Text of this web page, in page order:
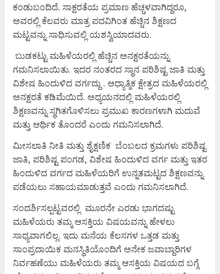
ಕಂಡುಬಂದಿದೆ. ಸಾಕ್ಷರತೆಯ ಪ್ರಮಾಣ ಹೆಚ್ಚಳವಾಗಿದ್ದರೂ,
ಅವರಲ್ಲಿ ಕೆಲವರು ಮಾತ್ರ ಪದವಿಗಿಂತ ಹೆಚ್ಚಿನ ಶಿಕ್ಷಣದ
ಮಟ್ಟವನ್ನು ಸಾಧಿಸುವಲ್ಲಿ ಯಶಸ್ವಿಯಾದವರು.
ಬುಡಕಟ್ಟು ಮಹಿಳೆಯರಲ್ಲಿ ಹೆಚ್ಚಿನ ಅನಕ್ಷರತೆಯನ್ನು
ಗಮನಿಸಲಾಯಿತು. ಇದರ ನಂತರದ ಸ್ಥಾನ ಪರಿಶಿಷ್ಟ ಜಾತಿ ಮತ್ತು
ವಿಶೇಷ ಹಿಂದುಳಿದ ವರ್ಗದ್ದು . ಆಧ್ಯಾತ್ಮಿಕ ಕ್ಷೇತ್ರದ ಮಹಿಳೆಯರಲ್ಲಿ
ಅನಕ್ಷರತೆ ಕಡಿಮೆಯಿದೆ. ಅಧ್ಯಯನದಲ್ಲಿ ಮಹಿಳೆಯರಲ್ಲಿ
ಶಿಕ್ಷಣವನ್ನು ಸ್ಥಗಿತಗೊಳಿಸಲು ಪ್ರಮುಖ ಕಾರಣಗಳಾಗಿ ಮದುವೆ
ಮತ್ತು ಆರ್ಥಿಕ ತೊಂದರೆ ಎಂದು ಗಮನಿಸಲಾಗಿದೆ.
ಮೀಸಲಾತಿ ನೀತಿ ಮತ್ತು ಶೈಕ್ಷಣಿಕ ಬೆಂಬಲದ ಕ್ರಮಗಳು ಪರಿಶಿಷ್ಟ
ಜಾತಿ, ಪರಿಶಿಷ್ಟ ಪಂಗಡ, ವಿಶೇಷ ಹಿಂದುಳಿದ ವರ್ಗ ಮತ್ತು ಇತರ
ಹಿಂದುಳಿದ ವರ್ಗದ ಮಹಿಳೆಯರಿಗೆ ಉನ್ನತಮಟ್ಟದ ಶಿಕ್ಷಣವನ್ನು
ಪಡೆಯಲು ಸಹಾಯಮಾಡುತ್ತವೆ ಎಂದು ಗಮನಿಸಲಾಗಿದೆ.
ಸಂದರ್ಶಿಸಲ್ಪಟ್ಟವರಲ್ಲಿ ಮೂರನೇ ಎರಡು ಭಾಗದಷ್ಟು
ಮಹಿಳೆಯರು ತಮ್ಮ ಆಸಕ್ತಿಯ ವಿಷಯವನ್ನು ಹೇಳಲು
ಸಾಧ್ಯವಾಗಲಿಲ್ಲ. ಇದು ಮನೆಯ ಕೆಲಸಗಳ ಒತ್ತಡ ಮತ್ತು
ಸಾಂಪ್ರದಾಯಿಕ ಮನಸ್ಥಿತಿಯೊಂದಿಗೆ ಅನೇಕ ಜವಾಬ್ದಾರಿಗಳ
ನಿರ್ವಹಣೆಯು ಮಹಿಳೆಯರು ತಮ್ಮ ಆಸಕ್ತಿಯ ವಿಷಯದ ಬಗ್ಗೆ